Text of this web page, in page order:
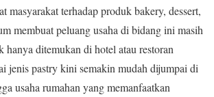
masyarakat terhadap produk bakery, dessert,
membuat peluang usaha di bidang ini masih
hanya ditemukan di hotel atau restoran
jenis pastry kini semakin mudah dijumpai di
usaha rumahan yang memanfaatkan